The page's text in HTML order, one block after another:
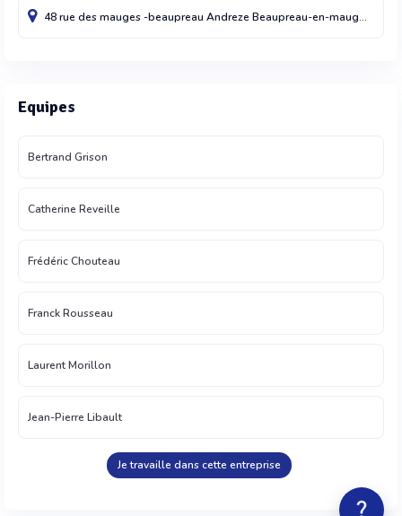
48 rue des mauges -beaupreau Andreze Beaupreau-en-mauges
Equipes
Bertrand Grison
Catherine Reveille
Frédéric Chouteau
Franck Rousseau
Laurent Morillon
Jean-Pierre Libault
Je travaille dans cette entreprise